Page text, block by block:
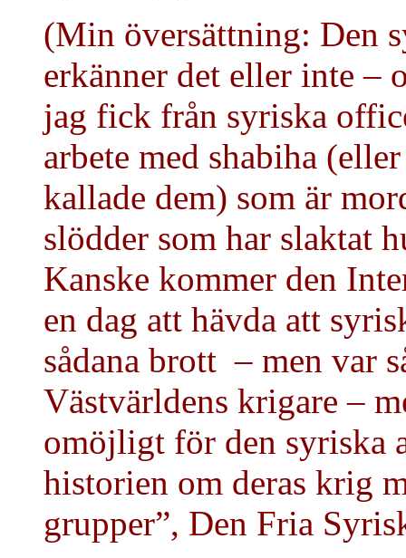
(Min översättning: Den
erkänner det eller inte –
jag fick från syriska
arbete med shabiha
kallade dem) som är
slödder som har slaktat
Kanske kommer den
en dag att hävda att
sådana brott – men var
Västvärldens krigare –
omöjligt för den syriska
historien om deras krig
grupper”, Den Fria